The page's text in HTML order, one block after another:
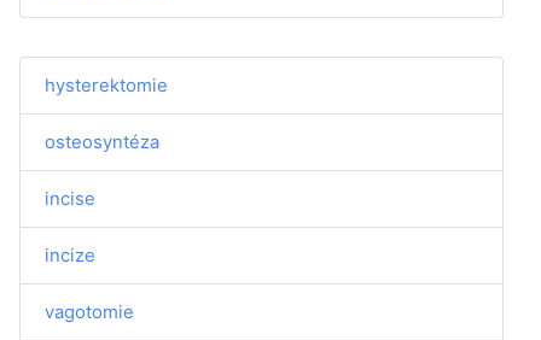
hysterektomie
osteosyntéza
incise
incize
vagotomie